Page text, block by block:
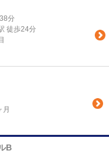
分
徒歩24分
月
B